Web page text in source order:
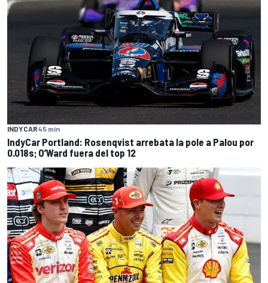
INDYCAR45 min
IndyCar Portland: Rosenqvist arrebata la pole a Palou por
0.018s; O’Ward fuera del top 12